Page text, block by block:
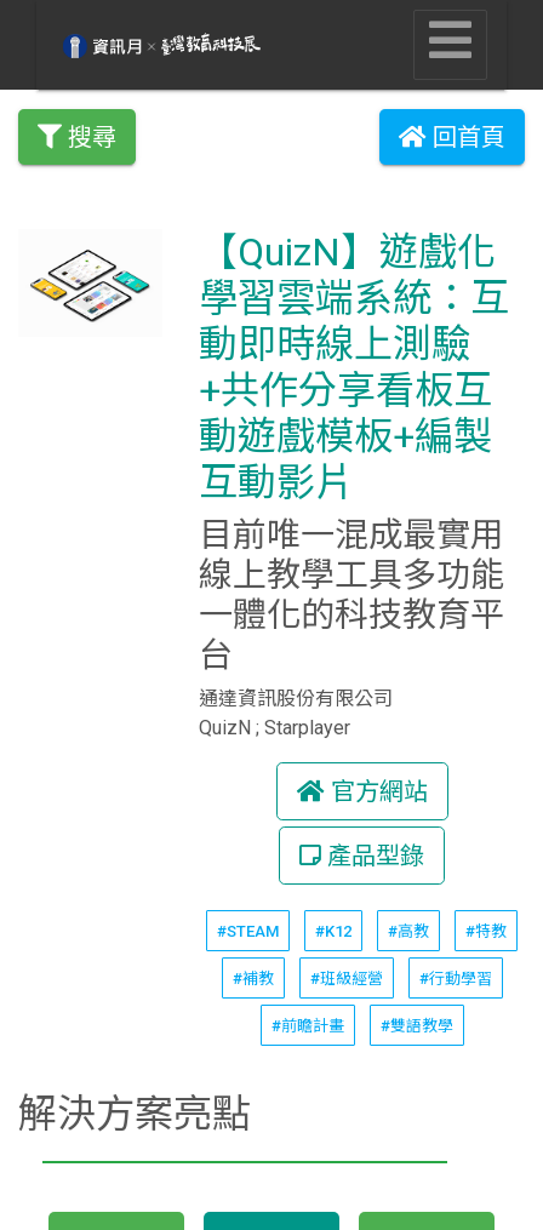
搜尋 回首頁
【QuizN】遊戲化
學習雲端系統：互
動即時線上測驗
+共作分享看板互
動遊戲模板+編製
互動影片
目前唯一混成最實用
線上教學工具多功能
一體化的科技教育平
台
通達資訊股份有限公司
QuizN ; Starplayer
官方網站
產品型錄
#STEAM #K12 #高教 #特教
#補教 #班級經營 #行動學習
#前瞻計畫 #雙語教學
解決方案亮點